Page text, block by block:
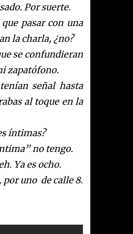
Por suerte.
pasar con una
la charla, ¿no?
se confundieran
zapatófono.
señal hasta
al toque en la
íntimas?
no tengo.
Ya es ocho.
uno de calle 8.